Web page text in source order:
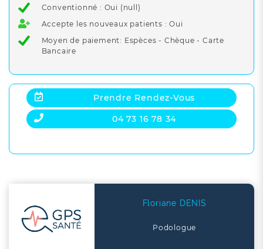
Conventionné : Oui (null)
Accepte les nouveaux patients : Oui
Moyen de paiement: Espèces - Chèque - Carte
Bancaire
Prendre Rendez-Vous
04 73 16 78 34
Floriane DENIS
Podologue